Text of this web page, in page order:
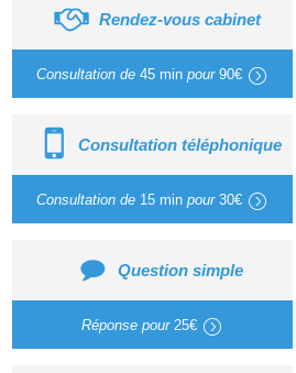
Rendez-vous cabinet
Consultation de45 min pour90€
Consultation téléphonique
Consultation de 15 min pour30€
Question simple
Réponse pour25€